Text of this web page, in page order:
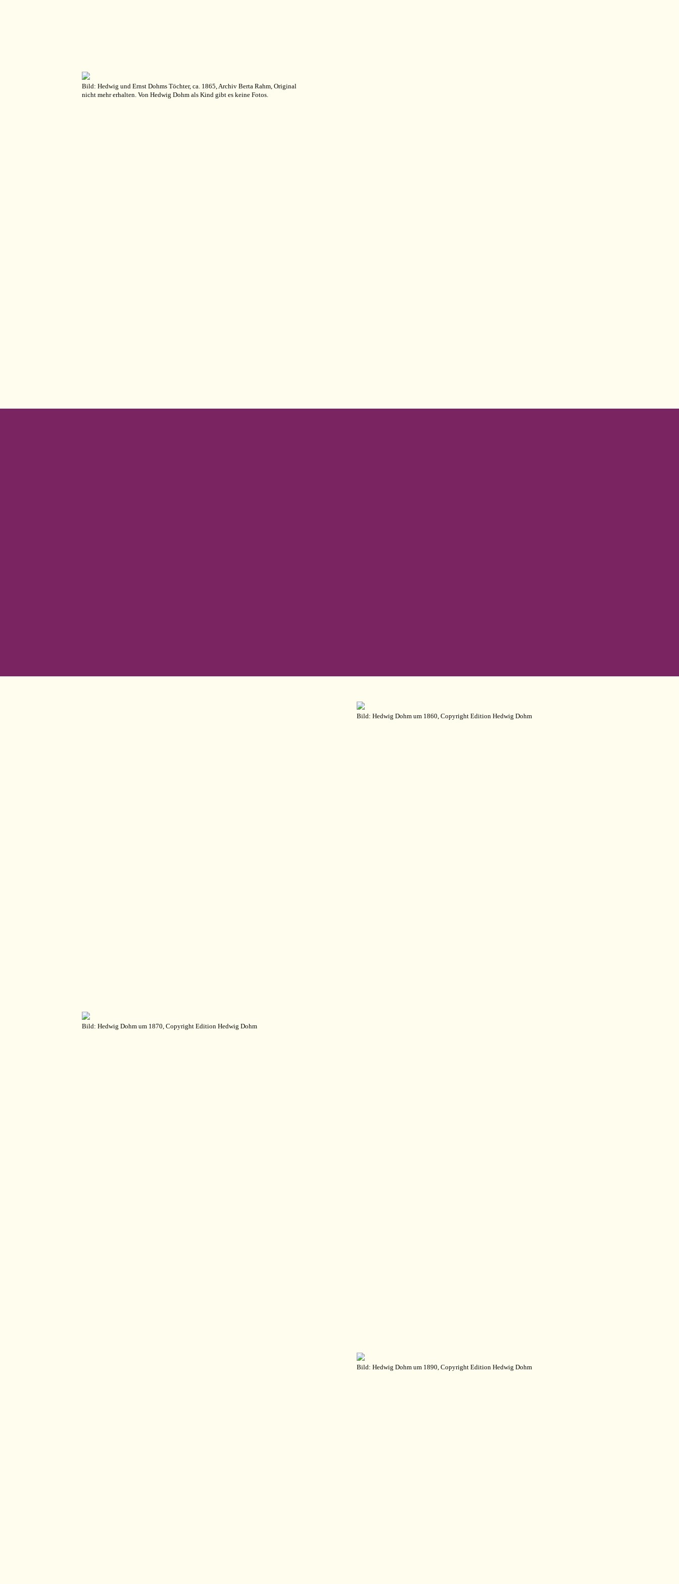
Bild: Hedwig und Ernst Dohms Töchter, ca. 1865, Archiv Berta Rahm, Original
nicht mehr erhalten. Von Hedwig Dohm als Kind gibt es keine Fotos.
Bild: Hedwig Dohm um 1860, Copyright Edition Hedwig Dohm
Bild: Hedwig Dohm um 1870, Copyright Edition Hedwig Dohm
Bild: Hedwig Dohm um 1890, Copyright Edition Hedwig Dohm